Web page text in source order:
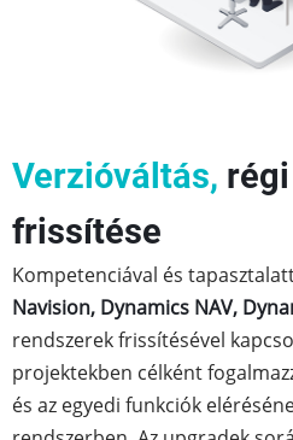
Verzióváltás,
frissítése
Kompetenciával és
Navision, Dynamics NAV,
rendszerek frissítésével
projektekben célként
és az egyedi funkciók